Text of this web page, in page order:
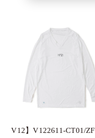
V12】V122611-CT01/ZF